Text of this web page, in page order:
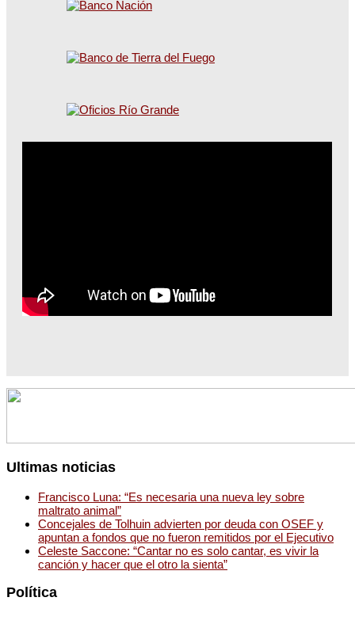
Ultimas noticias
Francisco Luna: “Es necesaria una nueva ley sobre
maltrato animal”
Concejales de Tolhuin advierten por deuda con OSEF y
apuntan a fondos que no fueron remitidos por el Ejecutivo
Celeste Saccone: “Cantar no es solo cantar, es vivir la
canción y hacer que el otro la sienta”
Política